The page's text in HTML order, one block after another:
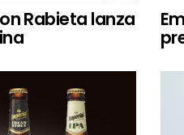
Rabieta lanza